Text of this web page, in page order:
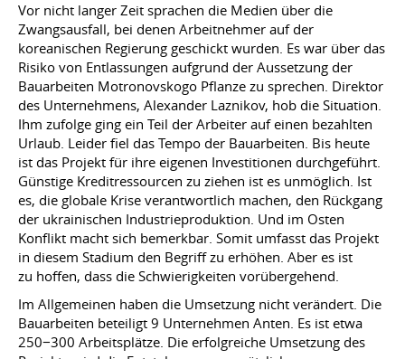
Vor nicht langer Zeit sprachen die Medien über die
Zwangsausfall, bei denen Arbeitnehmer auf der
koreanischen Regierung geschickt wurden. Es war über das
Risiko von Entlassungen aufgrund der Aussetzung der
Bauarbeiten Motronovskogo Pflanze zu sprechen. Direktor
des Unternehmens, Alexander Laznikov, hob die Situation.
Ihm zufolge ging ein Teil der Arbeiter auf einen bezahlten
Urlaub. Leider fiel das Tempo der Bauarbeiten. Bis heute
ist das Projekt für ihre eigenen Investitionen durchgeführt.
Günstige Kreditressourcen zu ziehen ist es unmöglich. Ist
es, die globale Krise verantwortlich machen, den Rückgang
der ukrainischen Industrieproduktion. Und im Osten
Konflikt macht sich bemerkbar. Somit umfasst das Projekt
in diesem Stadium den Begriff zu erhöhen. Aber es ist
zu hoffen, dass die Schwierigkeiten vorübergehend.
Im Allgemeinen haben die Umsetzung nicht verändert. Die
Bauarbeiten beteiligt 9 Unternehmen Anten. Es ist etwa
250−300 Arbeitsplätze. Die erfolgreiche Umsetzung des